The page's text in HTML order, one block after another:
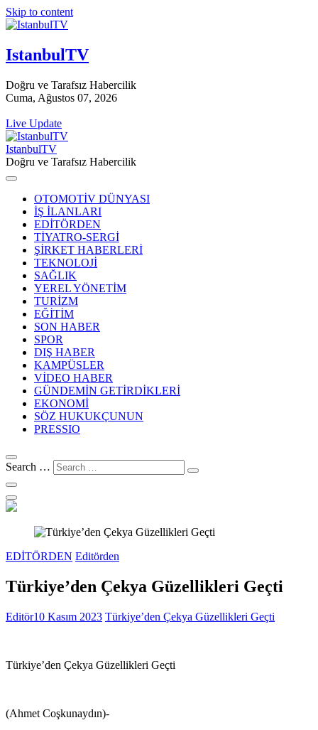
Skip to content
IstanbulTV
Doğru ve Tarafsız Habercilik
Cuma, Ağustos 07, 2026
Live Update
IstanbulTV
Doğru ve Tarafsız Habercilik
OTOMOTİV DÜNYASI
İŞ İLANLARI
EDİTÖRDEN
TİYATRO-SERGİ
ŞİRKET HABERLERİ
TEKNOLOJİ
SAĞLIK
YEREL YÖNETİM
TURİZM
EĞİTİM
SON HABER
SPOR
DIŞ HABER
KAMPÜSLER
VİDEO HABER
GÜNDEMİN GETİRDİKLERİ
EKONOMİ
SÖZ HUKUKÇUNUN
PRESSIO
Search …
EDİTÖRDEN Editörden
Türkiye’den Çekya Güzellikleri Geçti
Editör10 Kasım 2023 Türkiye’den Çekya Güzellikleri Geçti
Türkiye’den Çekya Güzellikleri Geçti
(Ahmet Coşkunaydın)-